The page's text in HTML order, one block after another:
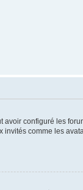
configuré les
comme les